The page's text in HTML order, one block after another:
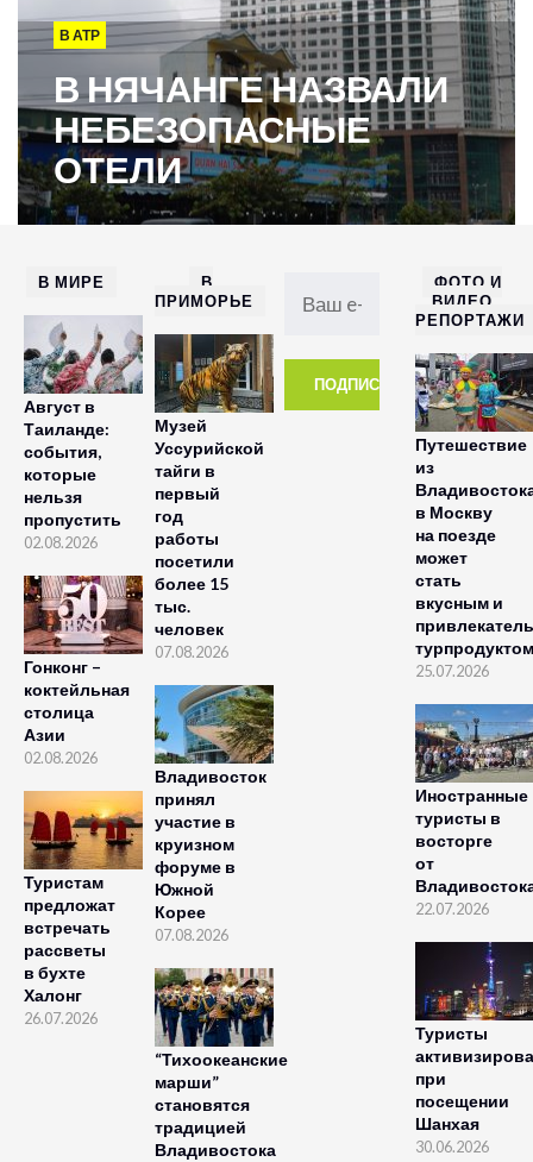
В АТР
В НЯЧАНГЕ НАЗВАЛИ
НЕБЕЗОПАСНЫЕ
ОТЕЛИ
В МИРЕ
Август в
Таиланде:
события,
которые
нельзя
пропустить
02.08.2026
Гонконг –
коктейльная
столица
Азии
02.08.2026
Туристам
предложат
встречать
рассветы
в бухте
Халонг
26.07.2026
В
ПРИМОРЬЕ
Музей
Уссурийской
тайги в
первый
год
работы
посетили
более 15
тыс.
человек
07.08.2026
Владивосток
принял
участие в
круизном
форуме в
Южной
Корее
07.08.2026
“Тихоокеанские
марши”
становятся
традицией
Владивостока
ФОТО И
ВИДЕО
РЕПОРТАЖИ
Путешествие
из
в Москву
на поезде
может
стать
вкусным и
турпродуктом
25.07.2026
Иностранные
туристы в
восторге
от
22.07.2026
Туристы
при
посещении
Шанхая
30.06.2026